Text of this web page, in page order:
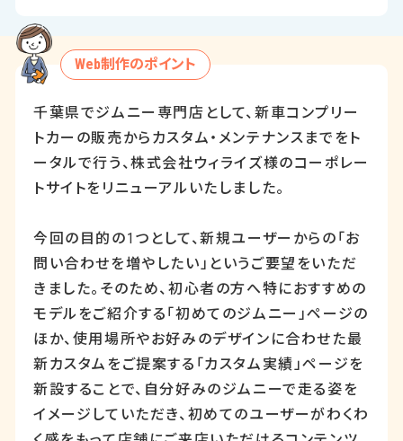
Web制作のポイント
千葉県でジムニー専門店として、新車コンプリー
トカーの販売からカスタム・メンテナンスまでをト
ータルで行う、株式会社ウィライズ様のコーポレー
トサイトをリニューアルいたしました。
今回の目的の1 つとして、新規ユーザーからの「お
問い合わせを増やしたい」というご要望をいただ
きました。そのため、初心者の方へ特におすすめの
モデルをご紹介する「初めてのジムニー」ページの
ほか、使用場所やお好みのデザインに合わせた最
新カスタムをご提案する「カスタム実績」ページを
新設することで、自分好みのジムニーで走る姿を
イメージしていただき、初めてのユーザーがわくわ